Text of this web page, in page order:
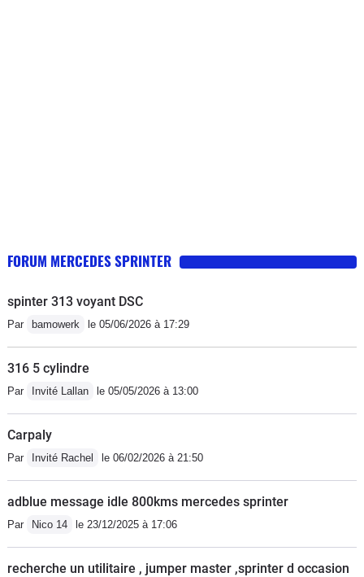
FORUM MERCEDES SPRINTER
spinter 313 voyant DSC
Par bamowerk le 05/06/2026 à 17:29
316 5 cylindre
Par Invité Lallan le 05/05/2026 à 13:00
Carpaly
Par Invité Rachel le 06/02/2026 à 21:50
adblue message idle 800kms mercedes sprinter
Par Nico 14 le 23/12/2025 à 17:06
recherche un utilitaire , jumper master ,sprinter d occasion